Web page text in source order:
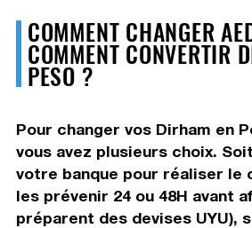
COMMENT CHANGER
COMMENT CONVERTIR
PESO ?
Pour changer vos Dirham en
vous avez plusieurs choix.
votre banque pour réaliser le
les prévenir 24 ou 48H avant
préparent des devises UYU),